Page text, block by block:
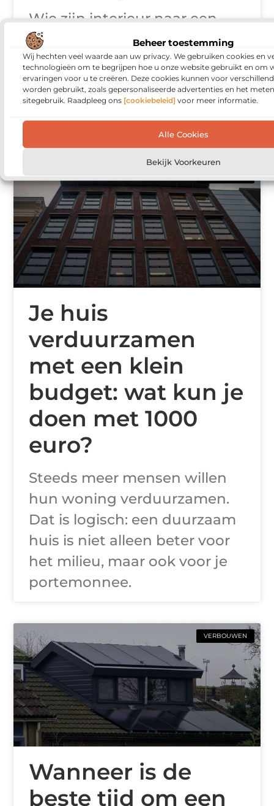
Beheer toestemming
Wij hechten veel waarde aan uw privacy. We gebruiken cookies en
technologieën om te begrijpen hoe u onze website gebruikt en om
ervaringen voor u te creëren. Deze cookies kunnen voor
worden gebruikt, zoals gepersonaliseerde advertenties en het
sitegebruik. Raadpleeg ons [cookiebeleid] voor meer informatie.
Alle Cookies
Bekijk Voorkeuren
Wie zijn interieur naar een
hoger niveau wil tillen,
ontdekt al snel hoe groot de
invloed van het juiste
vloerpatroon is. In een
moderne pvc-webshop
Je huis
verduurzamen
met een klein
budget: wat kun je
doen met 1000
euro?
Steeds meer mensen willen
hun woning verduurzamen.
Dat is logisch: een duurzaam
huis is niet alleen beter voor
het milieu, maar ook voor je
portemonnee.
VERBOUWEN
Wanneer is de
beste tijd om een